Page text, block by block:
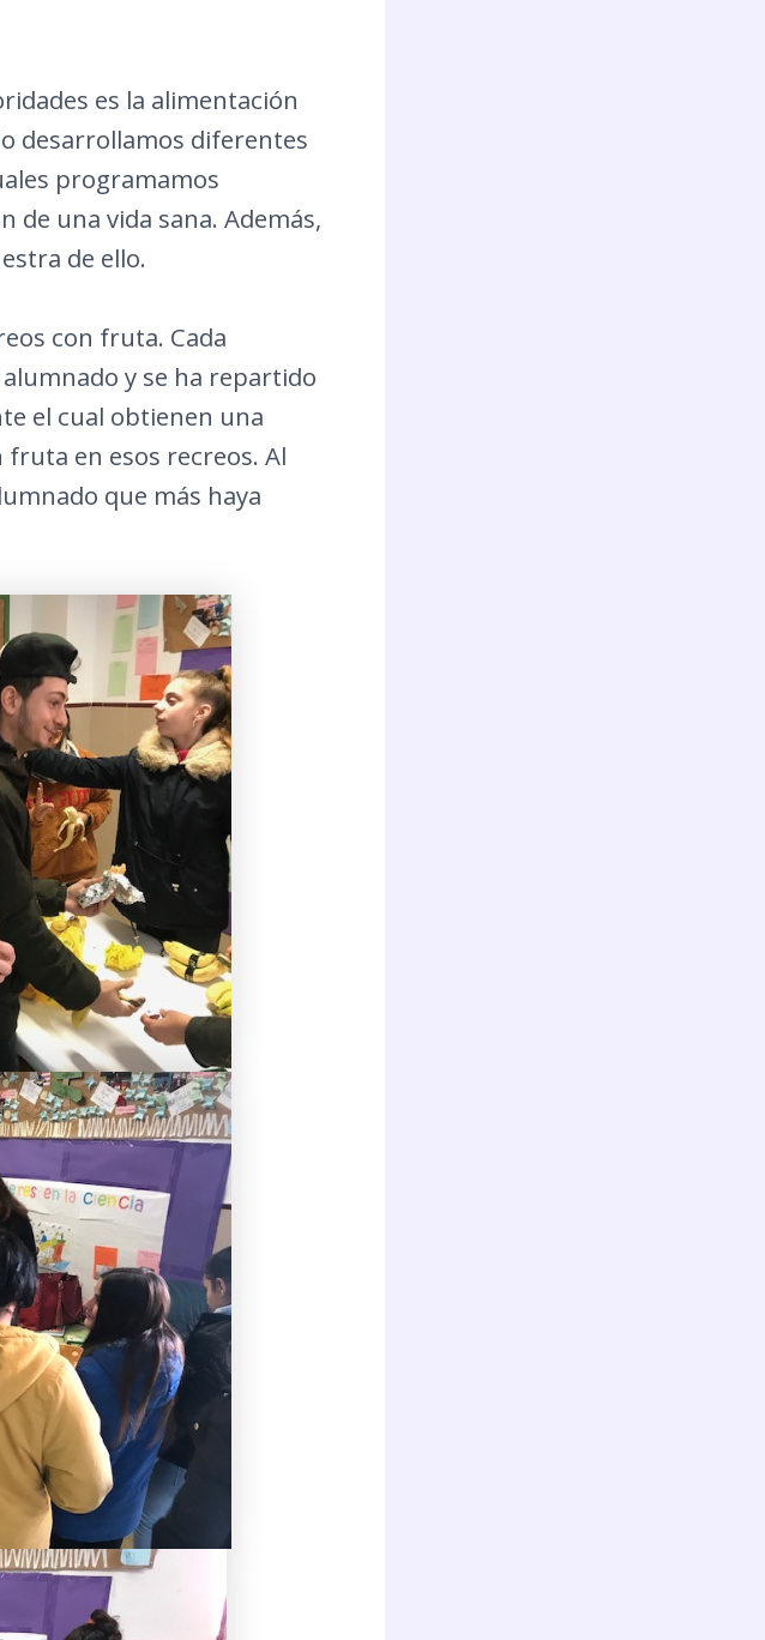
es la alimentación
desarrollamos diferentes
programamos
de una vida sana. Además,
de ello.
con fruta. Cada
y se ha repartido
el cual obtienen una
en esos recreos. Al
que más haya